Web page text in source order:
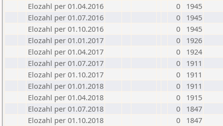
Elozahl per 01.04.2016
0
1945
Elozahl per 01.07.2016
0
1945
Elozahl per 01.10.2016
0
1945
Elozahl per 01.01.2017
0
1926
Elozahl per 01.04.2017
0
1924
Elozahl per 01.07.2017
0
1911
Elozahl per 01.10.2017
0
1911
Elozahl per 01.01.2018
0
1911
Elozahl per 01.04.2018
0
1915
Elozahl per 01.07.2018
0
1847
Elozahl per 01.10.2018
0
1847